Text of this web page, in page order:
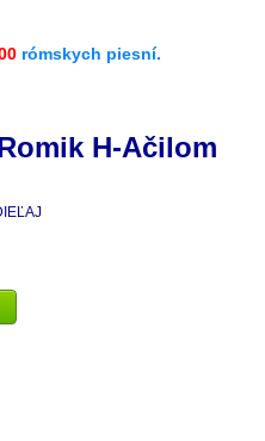
rómskych piesní.
H-Ačilom